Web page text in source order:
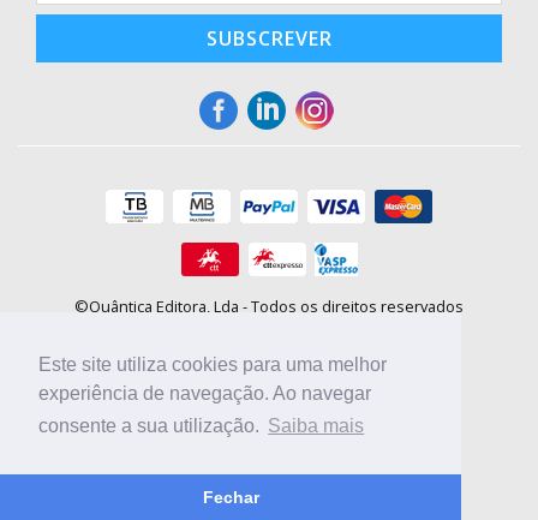
Este site utiliza cookies para uma melhor
experiência de navegação. Ao navegar
consente a sua utilização. Saiba mais
Fechar
SUBSCREVER
©Quântica Editora, Lda - Todos os direitos reservados
E-mail: info@booki.pt
Tel.: +351 220 104 872(custo de chamada para a rede fixa